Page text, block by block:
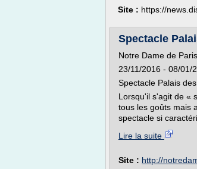
Site : https://
Spectacle
Notre Dame de
23/11/2016 - 08/01/
Spectacle Palais
Lorsqu'il s'agit de «
tous les goûts mais
spectacle si
Lire la suite
Site : http://